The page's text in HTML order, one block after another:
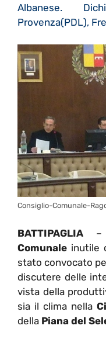
Albanese.
Provenza(PDL),
Consiglio-Comunale-
BATTIPAGLIA –
Comunale inutile
stato convocato
discutere delle
vista della
sia il clima nella
della Piana del